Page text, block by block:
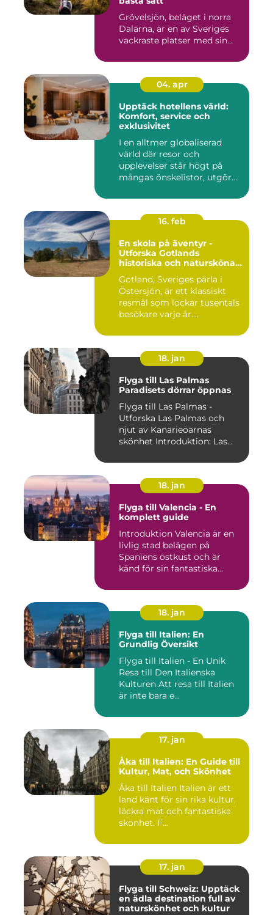
Grövelsjön, beläget i norra
Dalarna, är en av Sveriges
vackraste platser med sin...
04. apr
Upptäck hotellens värld:
Komfort, service och
exklusivitet
I en alltmer globaliserad
värld där resor och
upplevelser står högt på
mångas önskelistor, utgör
16. feb
En skola på äventyr -
Utforska Gotlands
historiska och natursköna
Gotland, Sveriges pärla i
Östersjön, är ett klassiskt
resmål som lockar tusentals
besökare varje år....
18. jan
Flyga till Las Palmas
Paradisets dörrar öppnas
Flyga till Las Palmas -
Utforska Las Palmas och
njut av Kanarieöarnas
skönhet Introduktion: Las
18. jan
Flyga till Valencia - En
komplett guide
Introduktion Valencia är en
livlig stad belägen på
Spaniens östkust och är
känd för sin fantastiska...
18. jan
Flyga till Italien: En
Grundlig Översikt
Flyga till Italien - En Unik
Resa till Den Italienska
Kulturen Att resa till Italien
är inte bara e...
17. jan
Åka till Italien: En Guide till
Kultur, Mat, och Skönhet
Åka till Italien Italien är ett
land känt för sin rika kultur,
läckra mat och fantastiska
skönhet. F...
17. jan
Flyga till Schweiz: Upptäck
en ädla destination full av
naturskönhet och kultur